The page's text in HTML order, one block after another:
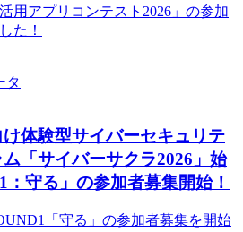
用アプリコンテスト2026」の参加
た！
タ
体験型サイバーセキュリテ
「サイバーサクラ2026」始
守る」の参加者募集開始！
「守る」の参加者募集を開始